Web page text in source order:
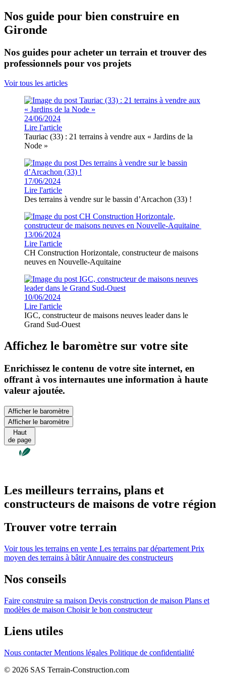
Nos guide pour bien construire en
Gironde
Nos guides pour acheter un terrain et trouver des
professionnels pour vos projets
Voir tous les articles
24/06/2024
Lire l'article
Tauriac (33) : 21 terrains à vendre aux « Jardins de la
Node »
17/06/2024
Lire l'article
Des terrains à vendre sur le bassin d’Arcachon (33) !
13/06/2024
Lire l'article
CH Construction Horizontale, constructeur de maisons
neuves en Nouvelle-Aquitaine
10/06/2024
Lire l'article
IGC, constructeur de maisons neuves leader dans le
Grand Sud-Ouest
Affichez le baromètre sur votre site
Enrichissez le contenu de votre site internet, en
offrant à vos internautes une information à haute
valeur ajoutée.
Afficher le baromètre
Afficher le baromètre
Haut
de page
Les meilleurs terrains, plans et
constructeurs de maisons de votre région
Trouver votre terrain
Voir tous les terrains en vente Les terrains par département Prix
moyen des terrains à bâtirAnnuaire des constructeurs
Nos conseils
Faire construire sa maison Devis construction de maison Plans et
modèles de maison Choisir le bon constructeur
Liens utiles
Nous contacterMentions légales Politique de confidentialité
© 2026 SAS Terrain-Construction.com